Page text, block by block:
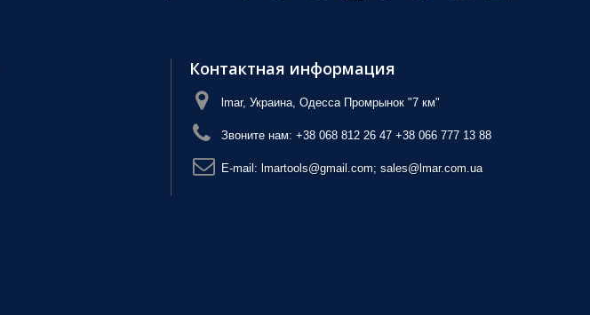
Контактная информация
lmar, Украина, Одесса Промрынок "7 км"
Звоните нам: +38 068 812 26 47 +38 066 777 13 88
E-mail: lmartools@gmail.com; sales@lmar.com.ua